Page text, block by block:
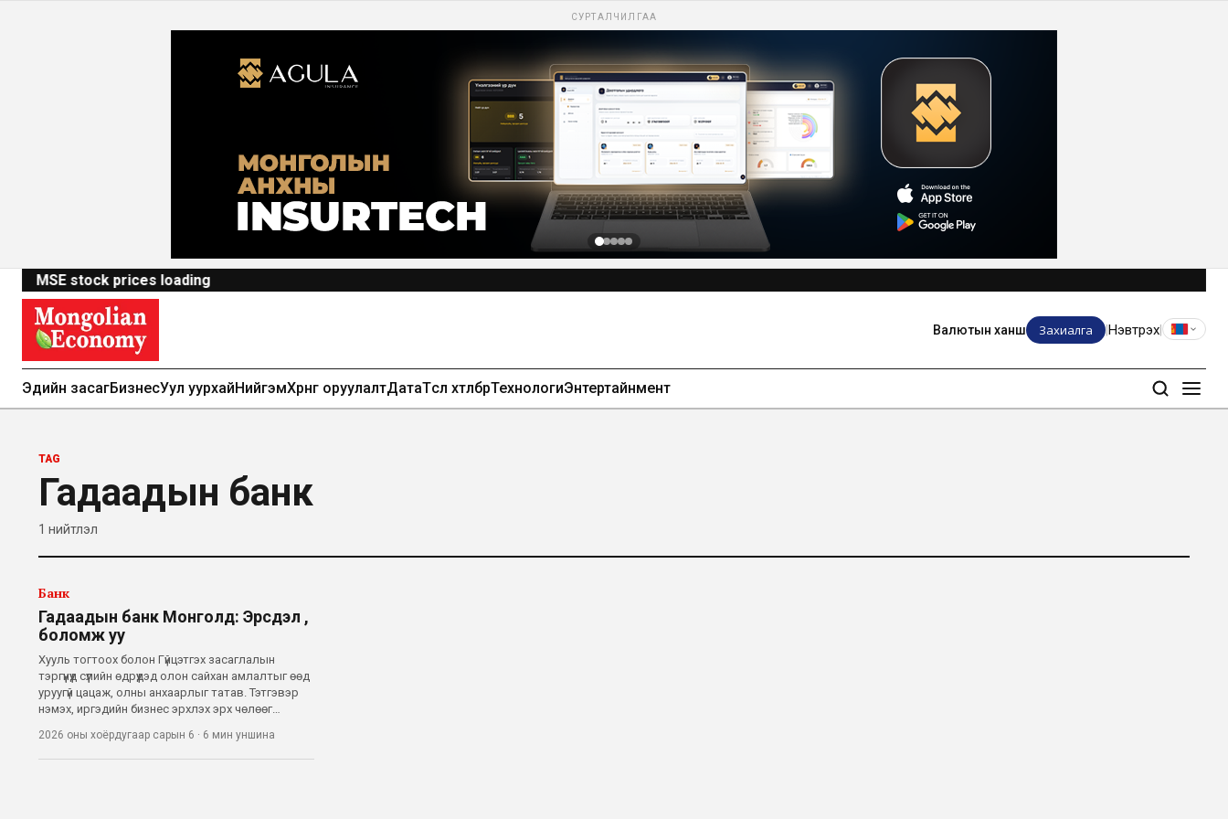
СУРТАЛЧИЛГАА
MSE stock prices loading
Валютын ханш Захиалга Нэвтрэх
Эдийн засагБизнесУул уурхайНийгэмХөрөнгө оруулалтДатаТөсөл хөтөлбөрТехнологиЭнтертайнмент
TAG
Гадаадын банк
1 нийтлэл
Банк
Гадаадын банк Монголд: Эрсдэл үү,
боломж уу
Хууль тогтоох болон Гүйцэтгэх засаглалын
тэргүүнүүд сүүлийн өдрүүдэд олон сайхан амлалтыг өөд
уруугүй цацаж, олны анхаарлыг татав. Тэтгэвэр
нэмэх, иргэдийн бизнес эрхлэх эрх чөлөөг
татварын хөнгөлөлт үзүүлэх зэрэг эмзэг бөгөөд
чухал сэдвээр хэвлэл мэдэ
2026 оны хоёрдугаар сарын 6 · 6 мин уншина